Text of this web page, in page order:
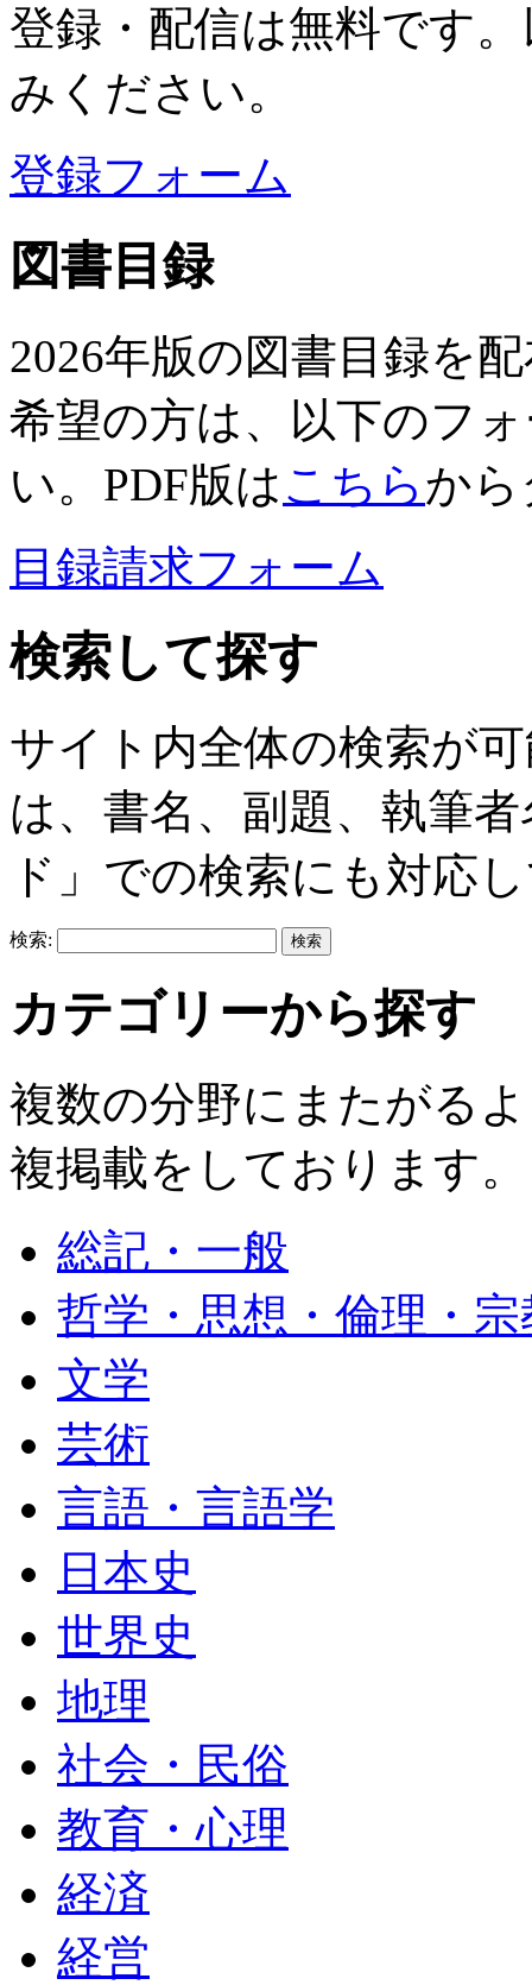
登録・配信は無料です
みください。
登録フォーム
図書目録
2026年版の図書目録を
希望の方は、以下のフ
い。PDF版はこちらか
目録請求フォーム
検索して探す
サイト内全体の検索が
は、書名、副題、執筆
ド」での検索にも対応
検索:
カテゴリーから探す
複数の分野にまたがる
複掲載をしております。
総記・一般
哲学・思想・倫理・宗
文学
芸術
言語・言語学
日本史
世界史
地理
社会・民俗
教育・心理
経済
経営